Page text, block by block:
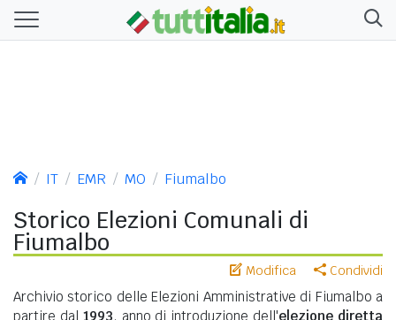
IT EMR MO Fiumalbo
Storico Elezioni Comunali di
Fiumalbo
Modifica Condividi
Archivio storico delle Elezioni Amministrative di Fiumalbo a
partire dal 1993, anno di introduzione dell'elezione diretta